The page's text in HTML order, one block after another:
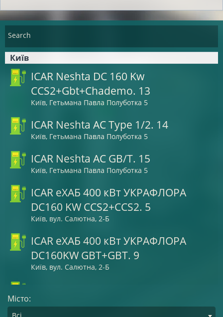
Місто:
Search
Київ
ICAR Neshta DC 160 Kw
CCS2+Gbt+Chademo. 13
Київ, Гетьмана Павла Полуботка 5
ICAR Neshta AC Type 1/2. 14
Київ, Гетьмана Павла Полуботка 5
ICAR Neshta AC GB/T. 15
Київ, Гетьмана Павла Полуботка 5
ICAR еХАБ 400 кВт УКРАФЛОРА
DC160 KW CCS2+CCS2. 5
Київ, вул. Салютна, 2-Б
ICAR еХАБ 400 кВт УКРАФЛОРА
DC160KW GBT+GBT. 9
Київ, вул. Салютна, 2-Б
Type1 + Type 2. 6